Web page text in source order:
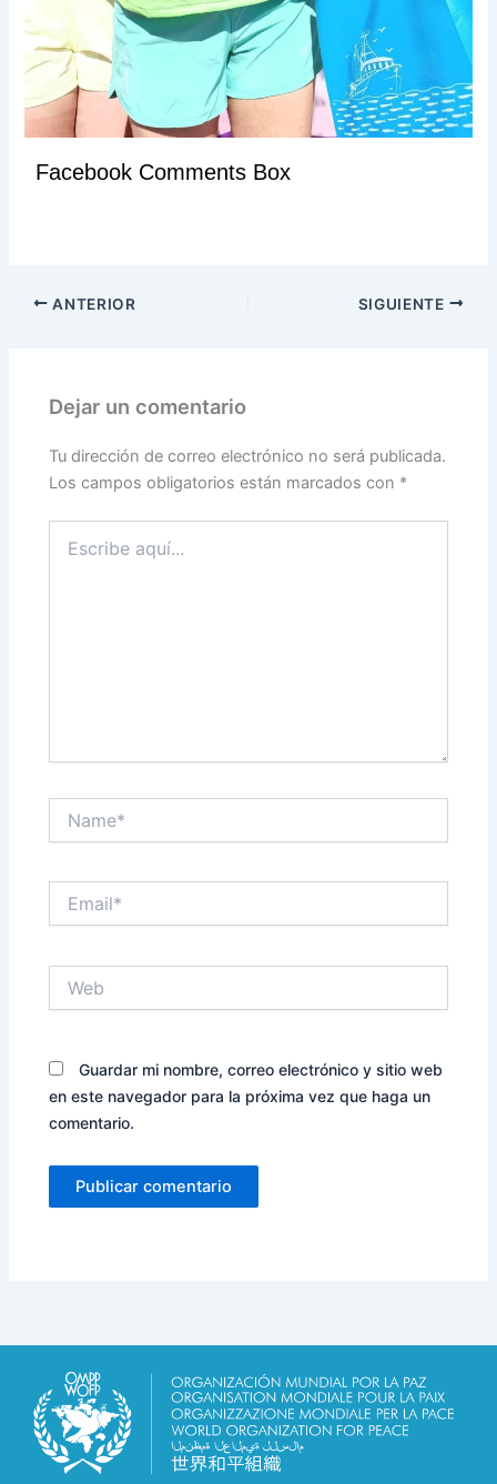
Facebook Comments Box
ANTERIOR SIGUIENTE
Dejar un comentario
Tu dirección de correo electrónico no será publicada.
Los campos obligatorios están marcados con *
aquí...
Guardar mi nombre, correo electrónico y sitio web
en este navegador para la próxima vez que haga un
comentario.